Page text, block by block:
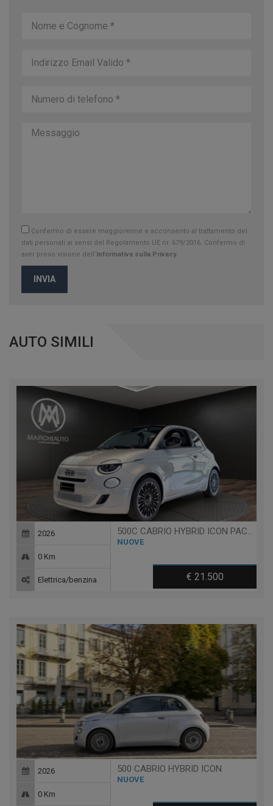
Confermo di essere maggiorenne e acconsento al trattamento dei
dati personali ai sensi del Regolamento UE nr. 679/2016. Confermo di
aver preso visione dell’Informativa sulla Privacy.
INVIA
AUTO SIMILI
NUOVE
€ 21.500
2026
0 Km
Elettrica/benzina
500 CABRIO HYBRID ICON
NUOVE
2026
0 Km